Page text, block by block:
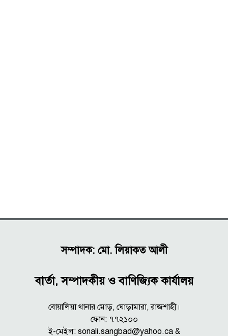
সম্পাদক: মো. লিয়াকত আলী
বার্তা, সম্পাদকীয় ও বাণিজ্যিক কার্যালয়
বোয়ালিয়া থানার মোড়, ঘোড়ামারা, রাজশাহী।
ফোন: ৭৭২১০০
ই-মেইল: sonali.sangbad@yahoo.ca &